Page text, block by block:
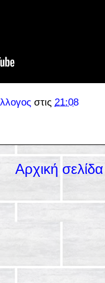
στις 21:08
Αρχική σελίδα